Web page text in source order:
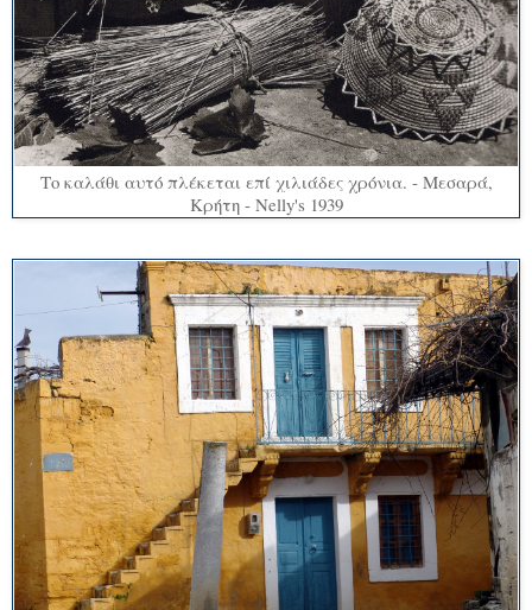
Το καλάθι αυτό πλέκεται επί χιλιάδες χρόνια. - Μεσαρά,
Κρήτη - Nelly's 1939